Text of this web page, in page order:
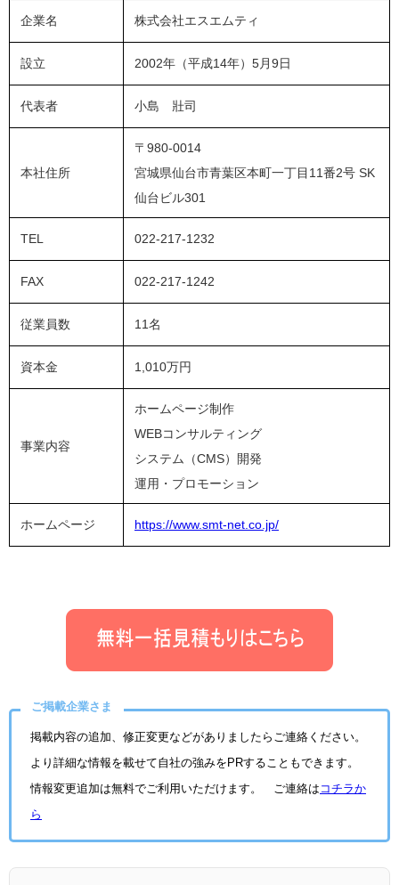
企業名 株式会社エスエムティ
設立 2002年（平成14年）5月9日
代表者 小島 壯司
本社住所
〒980-0014
宮城県仙台市青葉区本町一丁目11番2号 SK
仙台ビル301
TEL 022-217-1232
FAX 022-217-1242
従業員数 11名
資本金 1,010万円
事業内容
ホームページ制作
WEBコンサルティング
システム（CMS）開発
運用・プロモーション
ホームページ https://www.smt-net.co.jp/
ご掲載企業さま
掲載内容の追加、修正変更などがありましたらご連絡ください。
より詳細な情報を載せて自社の強みをPRすることもできます。
情報変更追加は無料でご利用いただけます。 ご連絡は コチラか
ら